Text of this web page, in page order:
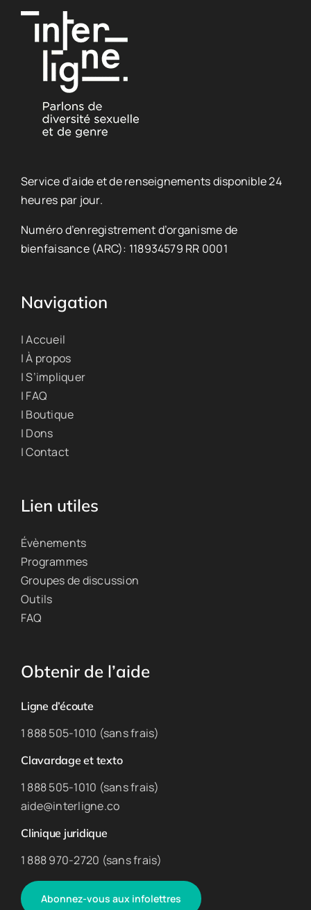
Service d’aide et de renseignements disponible 24
heures par jour.
Numéro d’enregistrement d’organisme de
bienfaisance (ARC): 118934579 RR 0001
Navigation
| Accueil
| À propos
| S’impliquer
| FAQ
| Boutique
| Dons
| Contact
Lien utiles
Évènements
Programmes
Groupes de discussion
Outils
FAQ
Obtenir de l’aide
Ligne d’écoute
1 888 505-1010 (sans frais)
Clavardage et texto
1 888 505-1010 (sans frais)
aide@interligne.co
Clinique juridique
1 888 970-2720 (sans frais)
Abonnez-vous aux infolettres